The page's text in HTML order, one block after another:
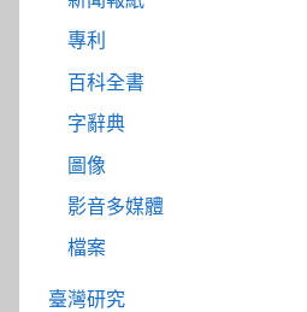
專利
百科全書
字辭典
圖像
影音多媒體
檔案
臺灣研究